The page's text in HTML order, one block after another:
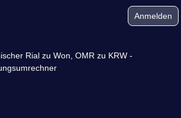
Anmelden
Rial zu Won, OMR zu KRW -